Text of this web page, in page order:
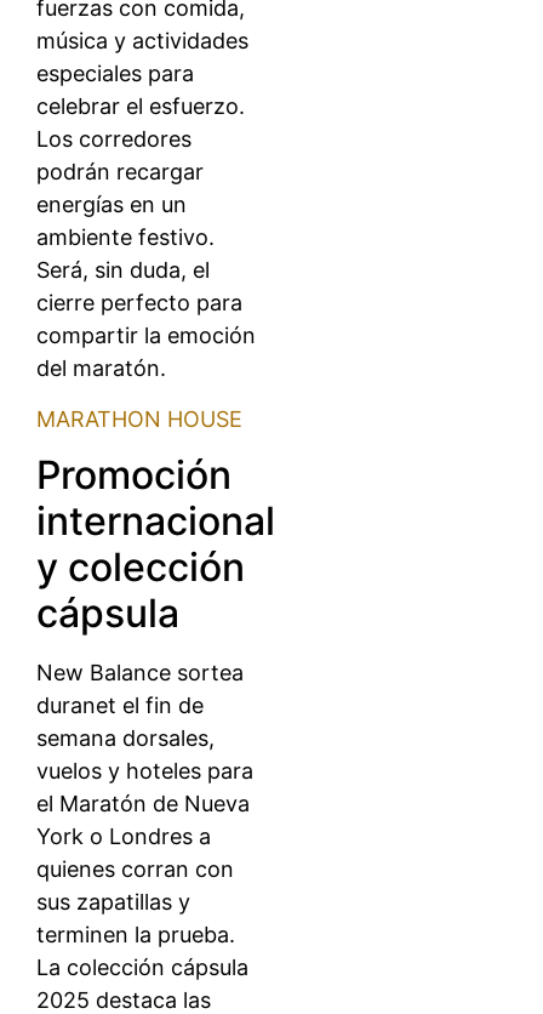
fuerzas con comida,
música y actividades
especiales para
celebrar el esfuerzo.
Los corredores
podrán recargar
energías en un
ambiente festivo.
Será, sin duda, el
cierre perfecto para
compartir la emoción
del maratón.
MARATHON HOUSE
Promoción
internacional
y colección
cápsula
New Balance sortea
duranet el fin de
semana dorsales,
vuelos y hoteles para
el Maratón de Nueva
York o Londres a
quienes corran con
sus zapatillas y
terminen la prueba.
La colección cápsula
2025 destaca las